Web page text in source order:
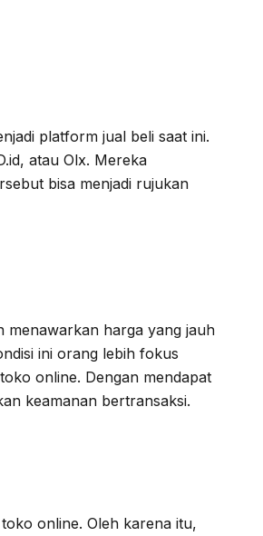
platform jual beli saat ini.
atau Olx. Mereka
bisa menjadi rujukan
menawarkan harga yang jauh
ini orang lebih fokus
online. Dengan mendapat
keamanan bertransaksi.
online. Oleh karena itu,